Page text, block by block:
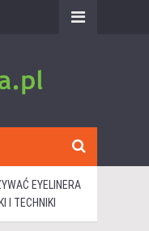
EYELINERA
I TECHNIKI